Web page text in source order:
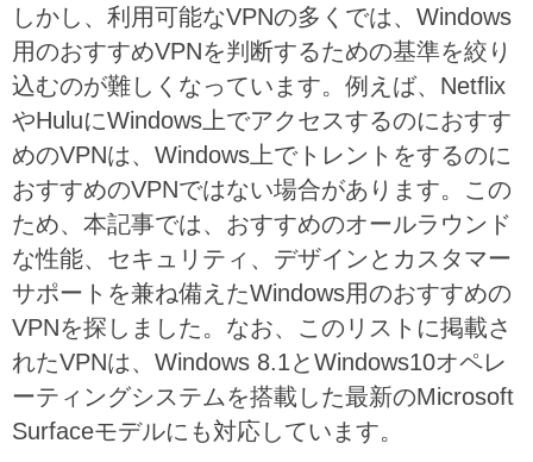
しかし、利用可能なVPNの多くでは、Windows
用のおすすめVPNを判断するための基準を絞り
込むのが難しくなっています。例えば、Netflix
やHuluにWindows上でアクセスするのにおすす
めのVPNは、Windows上でトレントをするのに
おすすめのVPNではない場合があります。この
ため、本記事では、おすすめのオールラウンド
な性能、セキュリティ、デザインとカスタマー
サポートを兼ね備えたWindows用のおすすめの
VPNを探しました。なお、このリストに掲載さ
れたVPNは、Windows 8.1とWindows10オペレ
ーティングシステムを搭載した最新のMicrosoft
Surfaceモデルにも対応しています。